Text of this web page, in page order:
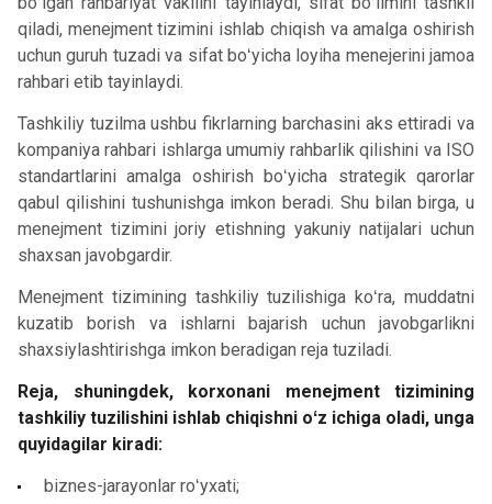
qiladi, menejment tizimini ishlab chiqish va amalga oshirish
uchun guruh tuzadi va sifat boʻyicha loyiha menejerini jamoa
rahbari etib tayinlaydi.
Tashkiliy tuzilma ushbu fikrlarning barchasini aks ettiradi va
kompaniya rahbari ishlarga umumiy rahbarlik qilishini va ISO
standartlarini amalga oshirish boʻyicha strategik qarorlar
qabul qilishini tushunishga imkon beradi. Shu bilan birga, u
menejment tizimini joriy etishning yakuniy natijalari uchun
shaxsan javobgardir.
Menejment tizimining tashkiliy tuzilishiga koʻra, muddatni
kuzatib borish va ishlarni bajarish uchun javobgarlikni
shaxsiylashtirishga imkon beradigan reja tuziladi.
Reja, shuningdek, korxonani menejment tizimining
tashkiliy tuzilishini ishlab chiqishni oʻz ichiga oladi, unga
quyidagilar kiradi:
biznes-jarayonlar roʻyxati;